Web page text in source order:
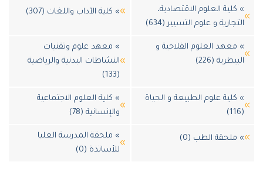
العلوم الاقتصادية،
و علوم التسيير (634)
» كلية الآداب واللغات (307)
العلوم الفلاحية و
(226)
» معهد علوم وتقنيات
النشاطات البدنية والرياضية
علوم الطبيعة و الحياة
» كلية العلوم الاجتماعية
والإنسانية (78)
الطب (0)
» ملحقة المدرسة العليا
للأساتذة (0)